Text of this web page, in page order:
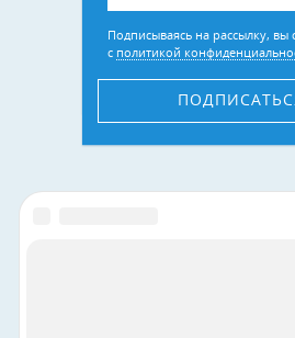
Подписываясь на рассылку, вы
с политикой